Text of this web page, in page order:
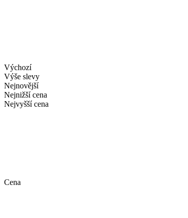
Výchozí
Výše slevy
Nejnovější
Nejnižší cena
Nejvyšší cena
Cena